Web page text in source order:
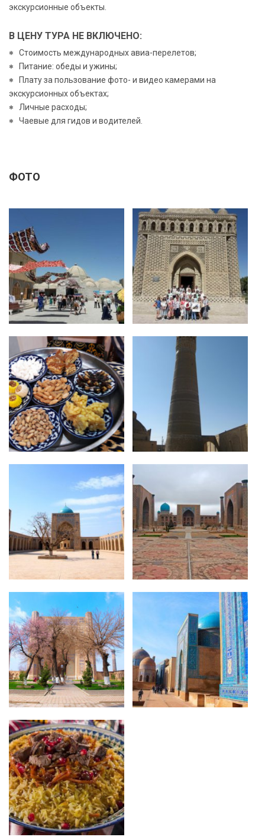
экскурсионные объекты.
В ЦЕНУ ТУРА НЕ ВКЛЮЧЕНО:
Стоимость международных авиа-перелетов;
Питание: обеды и ужины;
Плату за пользование фото- и видео камерами на
экскурсионных объектах;
Личные расходы;
Чаевые для гидов и водителей.
ФОТО